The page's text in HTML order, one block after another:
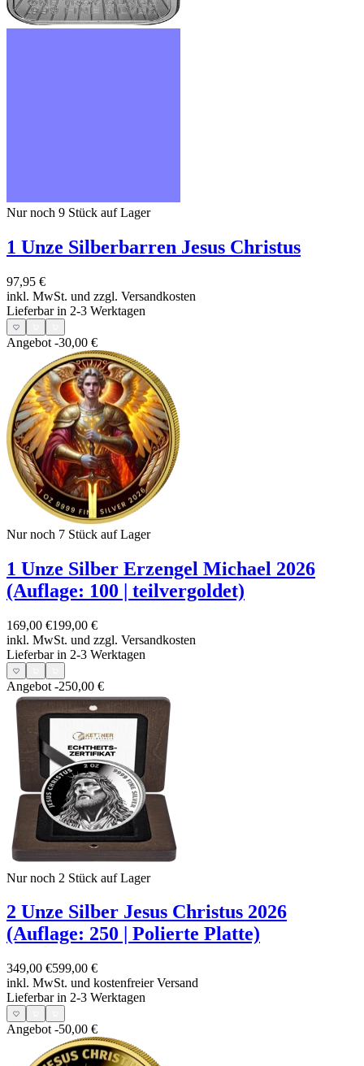
Nur noch 9 Stück auf Lager
1 Unze Silberbarren Jesus Christus
97,95 €
inkl. MwSt. und zzgl. Versandkosten
Lieferbar in 2-3 Werktagen
Angebot -30,00 €
Nur noch 7 Stück auf Lager
1 Unze Silber Erzengel Michael 2026
(Auflage: 100 | teilvergoldet)
169,00 €199,00 €
inkl. MwSt. und zzgl. Versandkosten
Lieferbar in 2-3 Werktagen
Angebot -250,00 €
Nur noch 2 Stück auf Lager
2 Unze Silber Jesus Christus 2026
(Auflage: 250 | Polierte Platte)
349,00 €599,00 €
inkl. MwSt. und kostenfreier Versand
Lieferbar in 2-3 Werktagen
Angebot -50,00 €